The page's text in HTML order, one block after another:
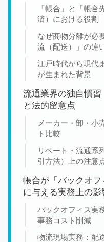
「帳合」と「帳
済）における役割
なぜ商物分離が必
流（配送）」の違
江戸時代から現代
が生まれた背景
流通業界の独自慣
と法的留意点
メーカー・卸・小
ト比較
リベート・流通系
引方法）上の注意
帳合が「バックオフ
に与える実務上の影
バックオフィス実
事務コスト削減
物流現場実務：配